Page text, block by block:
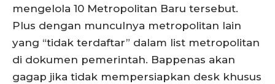
mengelola 10 Metropolitan Baru tersebut.
Plus dengan munculnya metropolitan lain
yang “tidak terdaftar” dalam list metropolitan
di dokumen pemerintah. Bappenas akan
gagap jika tidak mempersiapkan desk khusus